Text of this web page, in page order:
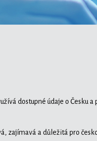
dostupné údaje o Česku a
zajímavá a důležitá pro